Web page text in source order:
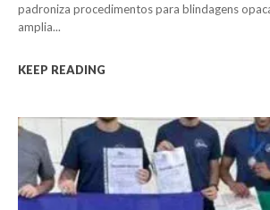
padroniza procedimentos para blindagens
amplia...
KEEP READING